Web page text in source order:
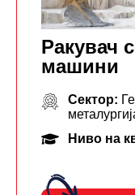
Ракувач
машини
Сектор:
Ниво на